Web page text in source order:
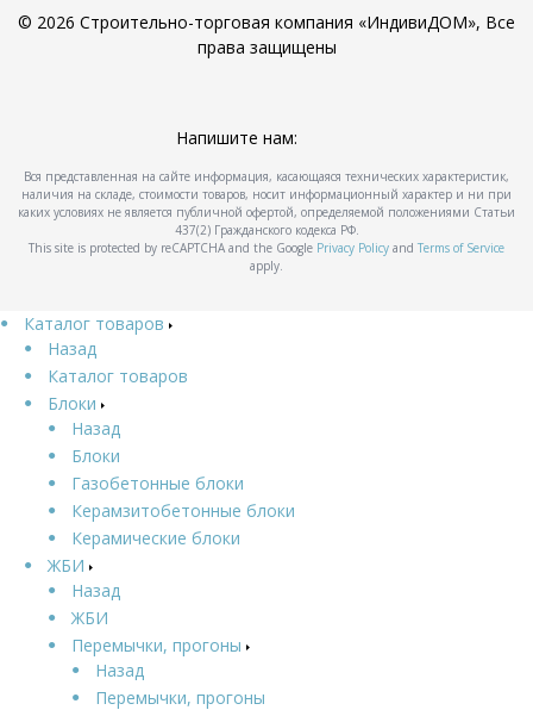
© 2026 Строительно-торговая компания «ИндивиДОМ», Все
права защищены
Напишите нам:
Вся представленная на сайте информация, касающаяся технических характеристик,
наличия на складе, стоимости товаров, носит информационный характер и ни при
каких условиях не является публичной офертой, определяемой положениями Статьи
437(2) Гражданского кодекса РФ.
This site is protected by reCAPTCHA and the Google Privacy Policy and Terms of Service
apply.
Каталог товаров
Назад
Каталог товаров
Блоки
Назад
Блоки
Газобетонные блоки
Керамзитобетонные блоки
Керамические блоки
ЖБИ
Назад
ЖБИ
Перемычки, прогоны
Назад
Перемычки, прогоны